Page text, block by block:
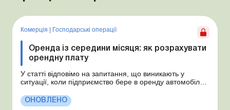
Комерція Господарські операції
Оренда із середини місяця: як розрахувати
орендну плату
У статті відповімо на запитання, що виникають у
ситуації, коли підприємство бере в оренду автомобіль у
місяця. Підприємство орендує у фізособи автомобіль з
15.07.2026. Згідно з умовами договору орендна плата
ОНОВЛЕНО